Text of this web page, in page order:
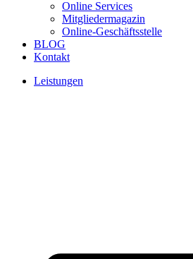
Online Services
Mitgliedermagazin
Online-Geschäftsstelle
BLOG
Kontakt
Leistungen